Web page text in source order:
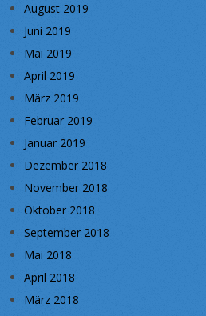
August 2019
Juni 2019
Mai 2019
April 2019
März 2019
Februar 2019
Januar 2019
Dezember 2018
November 2018
Oktober 2018
September 2018
Mai 2018
April 2018
März 2018